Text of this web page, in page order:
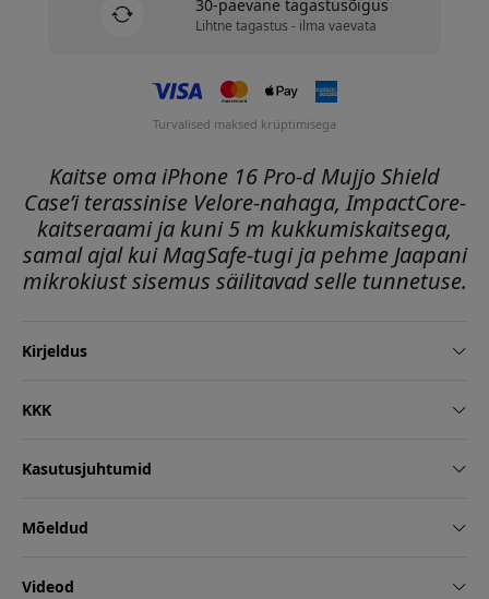
30-päevane tagastusõigus
Lihtne tagastus - ilma vaevata
Turvalised maksed krüptimisega
Kaitse oma iPhone 16 Pro-d Mujjo Shield
Case’i terassinise Velore-nahaga, ImpactCore-
kaitseraami ja kuni 5 m kukkumiskaitsega,
samal ajal kui MagSafe-tugi ja pehme Jaapani
mikrokiust sisemus säilitavad selle tunnetuse.
Kirjeldus
KKK
Kasutusjuhtumid
Mõeldud
Videod